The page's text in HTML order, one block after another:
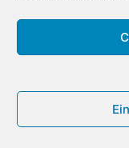
Städtereise nach
Städtereise nach
Städtereise nach
Städtereise nach
Städtereise nach